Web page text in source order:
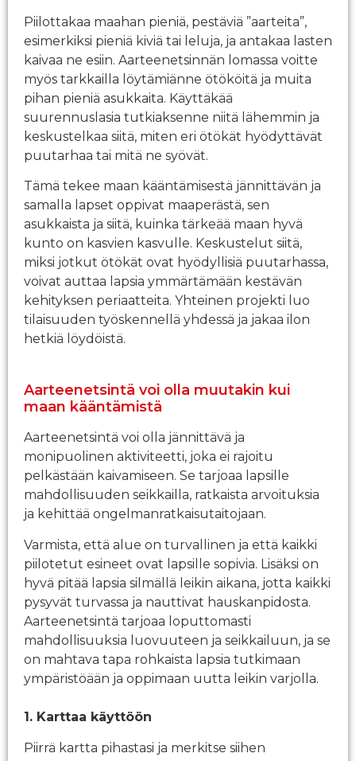
Piilottakaa maahan pieniä, pestäviä ”aarteita”,
esimerkiksi pieniä kiviä tai leluja, ja antakaa lasten
kaivaa ne esiin. Aarteenetsinnän lomassa voitte
myös tarkkailla löytämiänne ötököitä ja muita
pihan pieniä asukkaita. Käyttäkää
suurennuslasia tutkiaksenne niitä lähemmin ja
keskustelkaa siitä, miten eri ötökät hyödyttävät
puutarhaa tai mitä ne syövät.
Tämä tekee maan kääntämisestä jännittävän ja
samalla lapset oppivat maaperästä, sen
asukkaista ja siitä, kuinka tärkeää maan hyvä
kunto on kasvien kasvulle. Keskustelut siitä,
miksi jotkut ötökät ovat hyödyllisiä puutarhassa,
voivat auttaa lapsia ymmärtämään kestävän
kehityksen periaatteita. Yhteinen projekti luo
tilaisuuden työskennellä yhdessä ja jakaa ilon
hetkiä löydöistä.
Aarteenetsintä voi olla muutakin kui
maan kääntämistä
Aarteenetsintä voi olla jännittävä ja
monipuolinen aktiviteetti, joka ei rajoitu
pelkästään kaivamiseen. Se tarjoaa lapsille
mahdollisuuden seikkailla, ratkaista arvoituksia
ja kehittää ongelmanratkaisutaitojaan.
Varmista, että alue on turvallinen ja että kaikki
piilotetut esineet ovat lapsille sopivia. Lisäksi on
hyvä pitää lapsia silmällä leikin aikana, jotta kaikki
pysyvät turvassa ja nauttivat hauskanpidosta.
Aarteenetsintä tarjoaa loputtomasti
mahdollisuuksia luovuuteen ja seikkailuun, ja se
on mahtava tapa rohkaista lapsia tutkimaan
ympäristöään ja oppimaan uutta leikin varjolla.
1. Karttaa käyttöön
Piirrä kartta pihastasi ja merkitse siihen